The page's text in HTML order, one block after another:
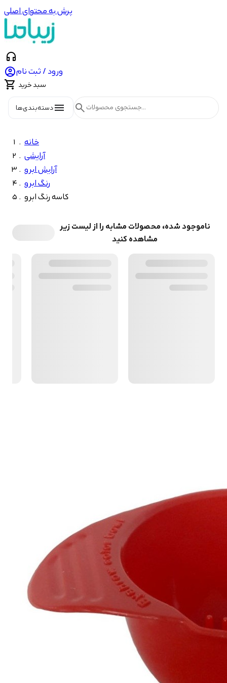
پرش به محتوای اصلی
headphones
ورود / ثبت نام
 سبد خرید
menuدسته‌بندی‌ها search
خانه
آرایشی
آرایش ابرو
رنگ ابرو
کاسه رنگ ابرو
ناموجود شده، محصولات مشابه را از لیست زیر
مشاهده کنید